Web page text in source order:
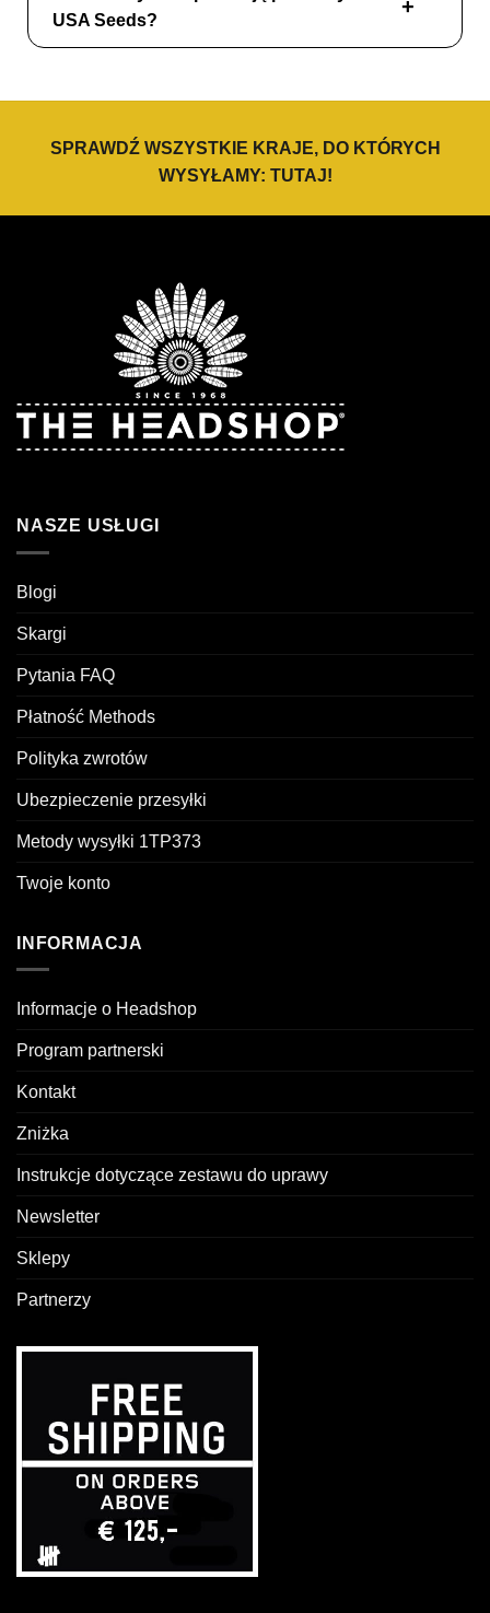
USA Seeds?
SPRAWDŹ WSZYSTKIE KRAJE, DO KTÓRYCH
WYSYŁAMY: TUTAJ!
NASZE USŁUGI
Blogi
Skargi
Pytania FAQ
Płatność Methods
Polityka zwrotów
Ubezpieczenie przesyłki
Metody wysyłki 1TP373
Twoje konto
INFORMACJA
Informacje o Headshop
Program partnerski
Kontakt
Zniżka
Instrukcje dotyczące zestawu do uprawy
Newsletter
Sklepy
Partnerzy